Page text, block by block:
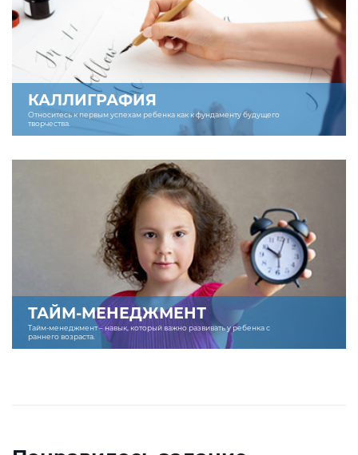
КАЛЛИГРАФИЯ
Относитесь к первым успехам ребенка как к фундаменту будущего
творчества.
ТАЙМ-МЕНЕДЖМЕНТ
Тайм-менеджмент – навык, который важно развивать у ребенка с
раннего возраста.